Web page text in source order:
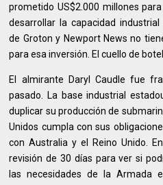
prometido US$2.000 millones
desarrollar la capacidad
de Groton y Newport News no
para esa inversión. El cuello de
El almirante Daryl Caudle fue
pasado. La base industrial
duplicar su producción de
Unidos cumpla con sus
con Australia y el Reino Unido.
revisión de 30 días para ver si
las necesidades de la Armada